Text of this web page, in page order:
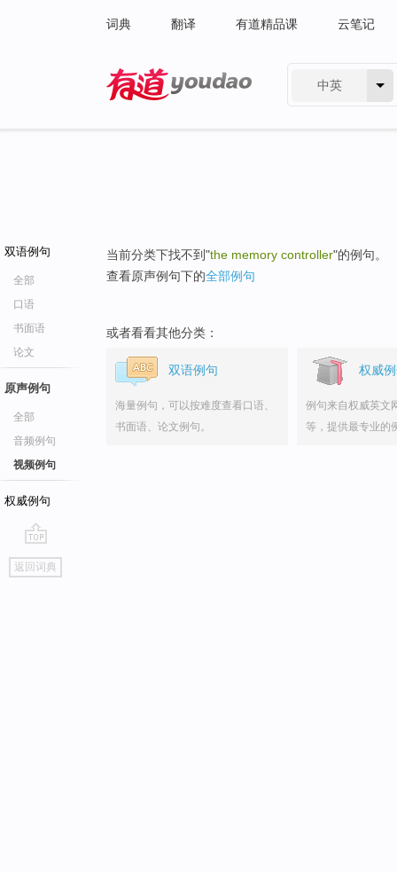
词典 翻译 有道精品课 云笔记
中英
双语例句
全部
口语
书面语
论文
原声例句
全部
音频例句
视频例句
权威例句
go
top
返回词典
当前分类下找不到"the memory controller"的例句。
查看原声例句下的全部例句
或者看看其他分类：
双语例句
海量例句，可以按难度查看口语、
书面语、论文例句。
权威
例句来自权威英文
等，提供最专业的